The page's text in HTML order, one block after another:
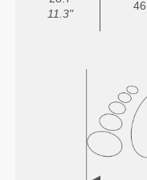
11.3"
46